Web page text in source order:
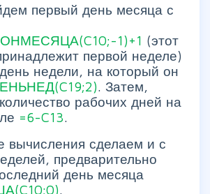
первый день месяца с
1)+1 (этот
первой неделе)
недели, на который он
. Затем,
рабочих дней на
=6-C13
вычисления сделаем и с
предварительно
день месяца